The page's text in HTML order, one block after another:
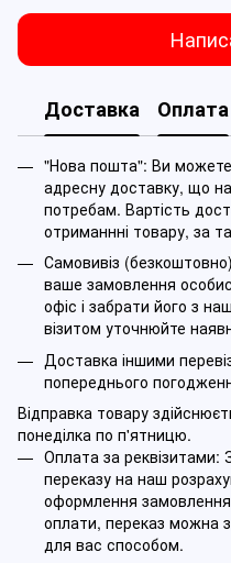
Доставка Оплата
"Нова пошта": Ви можете
адресну доставку, що
потребам. Вартість
отриманнні товару, за
Самовивіз
ваше замовлення
офіс і забрати його з
візитом уточнюйте
Доставка іншими
попереднього
Відправка товару
понеділка по п'ятницю.
Оплата за реквізитами:
переказу на наш
оформлення
оплати, переказ можна
для вас способом.